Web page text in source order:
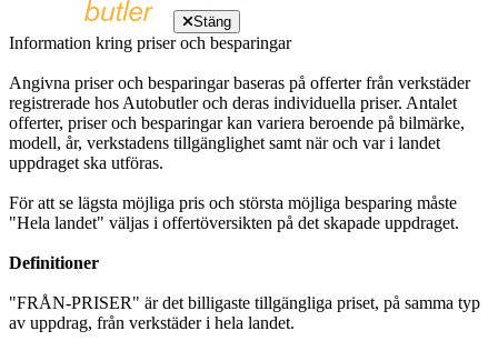
Stäng
Information kring priser och besparingar
Angivna priser och besparingar baseras på offerter från verkstäder
registrerade hos Autobutler och deras individuella priser. Antalet
offerter, priser och besparingar kan variera beroende på bilmärke,
modell, år, verkstadens tillgänglighet samt när och var i landet
uppdraget ska utföras.
För att se lägsta möjliga pris och största möjliga besparing måste
"Hela landet" väljas i offertöversikten på det skapade uppdraget.
Definitioner
"FRÅN-PRISER" är det billigaste tillgängliga priset, på samma typ
av uppdrag, från verkstäder i hela landet.